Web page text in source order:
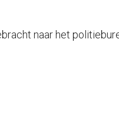
naar het